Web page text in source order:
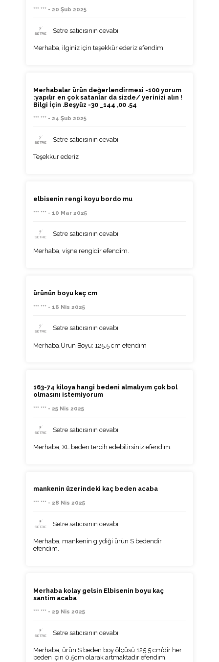
*** *** - 20 Şub 2025
Setre satıcısının cevabı
Merhaba, ilginiz için teşekkür ederiz efendim.
Merhabalar ürün değerlendirmesi -100 yorum
:yapılır en çok satanlar da sizde/ yerinizi alın !
Bilgi İçin .Beşyüz -30 _144 ,00 .54
*** *** - 24 Şub 2025
Setre satıcısının cevabı
Teşekkür ederiz
elbisenin rengi koyu bordo mu
*** *** - 10 Mar 2025
Setre satıcısının cevabı
Merhaba, vişne rengidir efendim.
ürünün boyu kaç cm
*** *** - 16 Nis 2025
Setre satıcısının cevabı
Merhaba,Ürün Boyu: 125.5 cm efendim
163-74 kiloya hangi bedeni almalıyım çok bol
olmasını istemiyorum
*** *** - 25 Nis 2025
Setre satıcısının cevabı
Merhaba, XL beden tercih edebilirsiniz efendim.
mankenin üzerindeki kaç beden acaba
*** *** - 28 Nis 2025
Setre satıcısının cevabı
Merhaba, mankenin giydiği ürün S bedendir
efendim.
Merhaba kolay gelsin Elbisenin boyu kaç
santim acaba
*** *** - 29 Nis 2025
Setre satıcısının cevabı
Merhaba, ürün S beden boy ölçüsü 125.5 cm’dir her
beden için 0,5cm olarak artmaktadır efendim.